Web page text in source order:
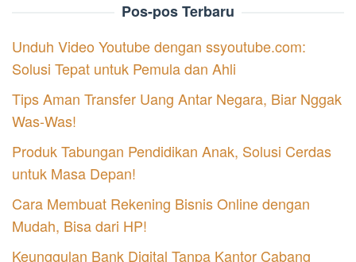
Pos-pos Terbaru
Unduh Video Youtube dengan ssyoutube.com:
Solusi Tepat untuk Pemula dan Ahli
Tips Aman Transfer Uang Antar Negara, Biar Nggak
Was-Was!
Produk Tabungan Pendidikan Anak, Solusi Cerdas
untuk Masa Depan!
Cara Membuat Rekening Bisnis Online dengan
Mudah, Bisa dari HP!
Keunggulan Bank Digital Tanpa Kantor Cabang